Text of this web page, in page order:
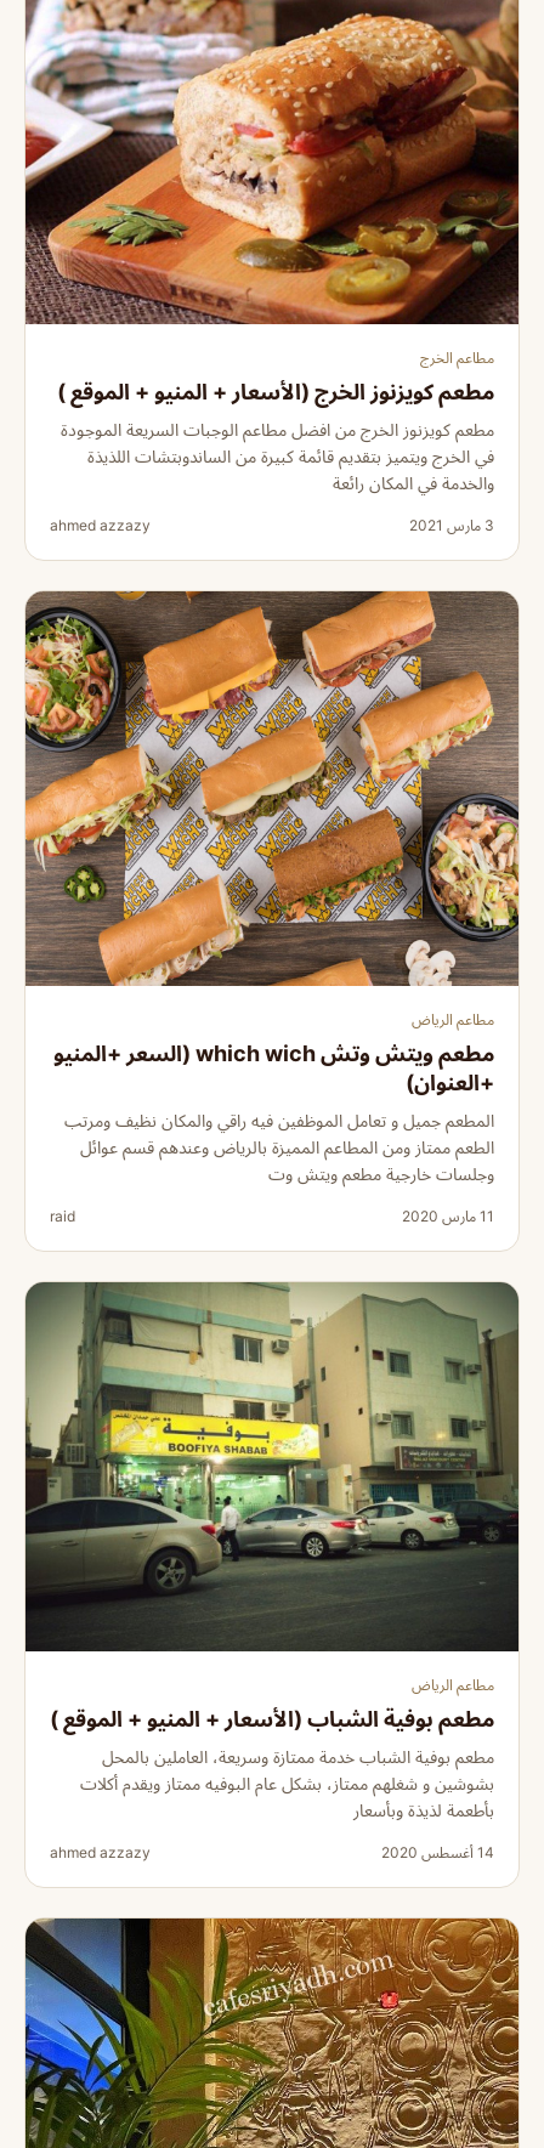
مطاعم الخرج
مطعم كويزنوز الخرج (الأسعار + المنيو + الموقع )
مطعم كويزنوز الخرج من افضل مطاعم الوجبات السريعة الموجودة
في الخرج ويتميز بتقديم قائمة كبيرة من الساندوبتشات اللذيذة
والخدمة في المكان رائعة
3 مارس 2021 ahmed azzazy
مطاعم الرياض
مطعم ويتش وتش which wich (السعر +المنيو
+العنوان)
المطعم جميل و تعامل الموظفين فيه راقي والمكان نظيف ومرتب
الطعم ممتاز ومن المطاعم المميزة بالرياض وعندهم قسم عوائل
وجلسات خارجية مطعم ويتش وت
11 مارس 2020 raid
مطاعم الرياض
مطعم بوفية الشباب (الأسعار + المنيو + الموقع )
مطعم بوفية الشباب خدمة ممتازة وسريعة، العاملين بالمحل
بشوشين و شغلهم ممتاز، بشكل عام البوفيه ممتاز ويقدم أكلات
بأطعمة لذيذة وبأسعار
14 أغسطس 2020 ahmed azzazy